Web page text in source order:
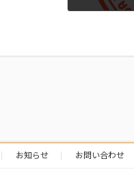
お知らせ お問い合わせ